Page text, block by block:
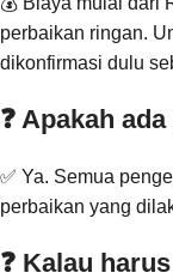
perbaikan ringan.
dikonfirmasi dulu
❓ Apakah
✅ Ya. Semua
perbaikan yang
❓ Kalau